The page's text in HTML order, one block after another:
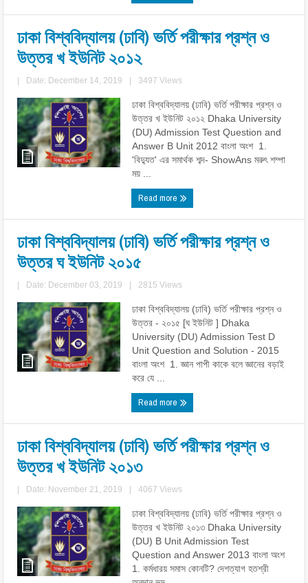
ঢাকা বিশ্ববিদ্যালয় (ঢাবি) ভর্তি পরীক্ষার প্রশ্ন ও
উত্তর খ ইউনিট ২০১২
Date: December 14, 2019 3497 Views
ঢাকা বিশ্ববিদ্যালয় (ঢাবি) ভর্তি পরীক্ষার প্রশ্ন ও
উত্তর খ ইউনিট ২০১২ Dhaka University
(DU) Admission Test Question and
Answer B Unit 2012 বাংলা অংশ 1.
'বিদ্যুত' এর সমার্থক শব্দ- ShowAns মরুৎ শম্পা
ময় ...
Read more
ঢাকা বিশ্ববিদ্যালয় (ঢাবি) ভর্তি পরীক্ষার প্রশ্ন ও
উত্তর ঘ ইউনিট ২০১৫
Date: December 03, 2019 2815 Views
ঢাকা বিশ্ববিদ্যালয় (ঢাবি) ভর্তি পরীক্ষার প্রশ্ন ও
উত্তর - ২০১৫ [ঘ ইউনিট ] Dhaka
University (DU) Admission Test D
Unit Question and Solution - 2015
বাংলা অংশ 1. জ্ঞান পাপী কাকে বলে জ্ঞানের বড়াই
করে যে ...
Read more
ঢাকা বিশ্ববিদ্যালয় (ঢাবি) ভর্তি পরীক্ষার প্রশ্ন ও
উত্তর খ ইউনিট ২০১৩
Date: November 21, 2019 4067 Views
ঢাকা বিশ্ববিদ্যালয় (ঢাবি) ভর্তি পরীক্ষার প্রশ্ন ও
উত্তর খ ইউনিট ২০১৩ Dhaka University
(DU) B Unit Admission Test
Question and Answer 2013 বাংলা অংশ
1. কর্মধারয় সমাস কোনটি? দেশত্যাগ হতশ্রী